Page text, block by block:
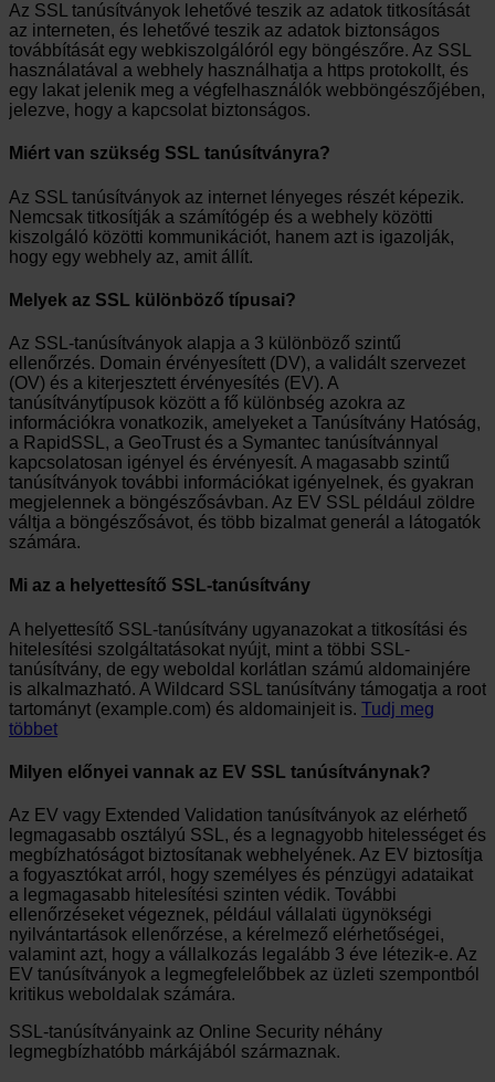
Az SSL tanúsítványok lehetővé teszik az adatok titkosítását
az interneten, és lehetővé teszik az adatok biztonságos
továbbítását egy webkiszolgálóról egy böngészőre. Az SSL
használatával a webhely használhatja a https protokollt, és
egy lakat jelenik meg a végfelhasználók webböngészőjében,
jelezve, hogy a kapcsolat biztonságos.
Miért van szükség SSL tanúsítványra?
Az SSL tanúsítványok az internet lényeges részét képezik.
Nemcsak titkosítják a számítógép és a webhely közötti
kiszolgáló közötti kommunikációt, hanem azt is igazolják,
hogy egy webhely az, amit állít.
Melyek az SSL különböző típusai?
Az SSL-tanúsítványok alapja a 3 különböző szintű
ellenőrzés. Domain érvényesített (DV), a validált szervezet
(OV) és a kiterjesztett érvényesítés (EV). A
tanúsítványtípusok között a fő különbség azokra az
információkra vonatkozik, amelyeket a Tanúsítvány Hatóság,
a RapidSSL, a GeoTrust és a Symantec tanúsítvánnyal
kapcsolatosan igényel és érvényesít. A magasabb szintű
tanúsítványok további információkat igényelnek, és gyakran
megjelennek a böngészősávban. Az EV SSL például zöldre
váltja a böngészősávot, és több bizalmat generál a látogatók
számára.
Mi az a helyettesítő SSL-tanúsítvány
A helyettesítő SSL-tanúsítvány ugyanazokat a titkosítási és
hitelesítési szolgáltatásokat nyújt, mint a többi SSL-
tanúsítvány, de egy weboldal korlátlan számú aldomainjére
is alkalmazható. A Wildcard SSL tanúsítvány támogatja a root
tartományt (example.com) és aldomainjeit is. Tudj meg
többet
Milyen előnyei vannak az EV SSL tanúsítványnak?
Az EV vagy Extended Validation tanúsítványok az elérhető
legmagasabb osztályú SSL, és a legnagyobb hitelességet és
megbízhatóságot biztosítanak webhelyének. Az EV biztosítja
a fogyasztókat arról, hogy személyes és pénzügyi adataikat
a legmagasabb hitelesítési szinten védik. További
ellenőrzéseket végeznek, például vállalati ügynökségi
nyilvántartások ellenőrzése, a kérelmező elérhetőségei,
valamint azt, hogy a vállalkozás legalább 3 éve létezik-e. Az
EV tanúsítványok a legmegfelelőbbek az üzleti szempontból
kritikus weboldalak számára.
SSL-tanúsítványaink az Online Security néhány
legmegbízhatóbb márkájából származnak.